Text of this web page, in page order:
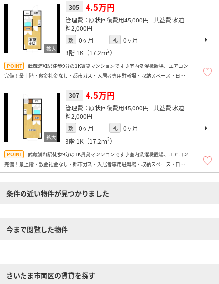
305 4.5万円
原状回復費用45,000円
水道
料2,000円
敷 0ヶ月 礼
0ヶ月
3階 1K（17.2ｍ2）
武蔵浦和駅徒歩9分の1K賃貸マンションです♪室内洗濯機置場、エアコン
完備！最上階・敷金礼金なし・都市ガス・入居者専用駐輪場・収納スペース・日当
たり良好
307 4.5万円
原状回復費用45,000円
水道
料2,000円
敷 0ヶ月 礼
0ヶ月
3階 1K（17.2ｍ2）
武蔵浦和駅徒歩9分の1K賃貸マンションです♪室内洗濯機置場、エアコン
完備！最上階・敷金礼金なし・都市ガス・入居者専用駐輪場・収納スペース・日当
たり良好
条件の近い物件が見つかりました
今まで閲覧した物件
さいたま市南区の賃貸を探す